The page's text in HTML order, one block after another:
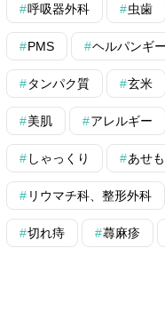
呼吸器外科 虫歯
PMS ヘルパンギ
タンパク質 玄米
美肌 アレルギー
しゃっくり あせも
リウマチ科、整形外科
切れ痔 蕁麻疹